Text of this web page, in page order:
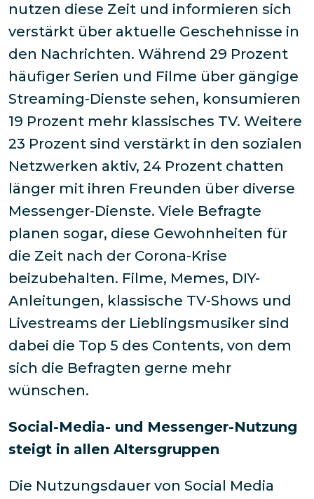
nutzen diese Zeit und informieren sich
verstärkt über aktuelle Geschehnisse in
den Nachrichten. Während 29 Prozent
häufiger Serien und Filme über gängige
Streaming-Dienste sehen, konsumieren
19 Prozent mehr klassisches TV. Weitere
23 Prozent sind verstärkt in den sozialen
Netzwerken aktiv, 24 Prozent chatten
länger mit ihren Freunden über diverse
Messenger-Dienste. Viele Befragte
planen sogar, diese Gewohnheiten für
die Zeit nach der Corona-Krise
beizubehalten. Filme, Memes, DIY-
Anleitungen, klassische TV-Shows und
Livestreams der Lieblingsmusiker sind
dabei die Top 5 des Contents, von dem
sich die Befragten gerne mehr
wünschen.
Social-Media- und Messenger-Nutzung
steigt in allen Altersgruppen
Die Nutzungsdauer von Social Media